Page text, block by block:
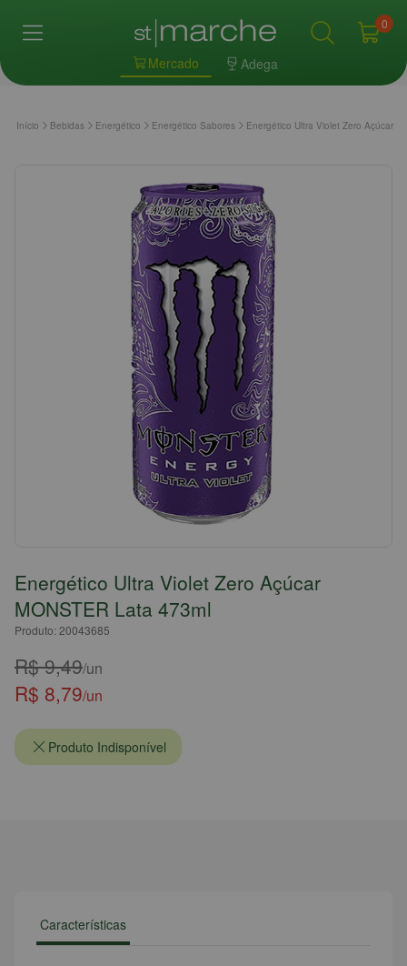
Mercado Adega
0
Início Bebidas Energético Energético Sabores Energético Ultra Violet Zero Açúcar
Energético Ultra Violet Zero Açúcar
MONSTER Lata 473ml
Produto: 20043685
R$ 9,49/un
R$ 8,79/un
Produto Indisponível
Características